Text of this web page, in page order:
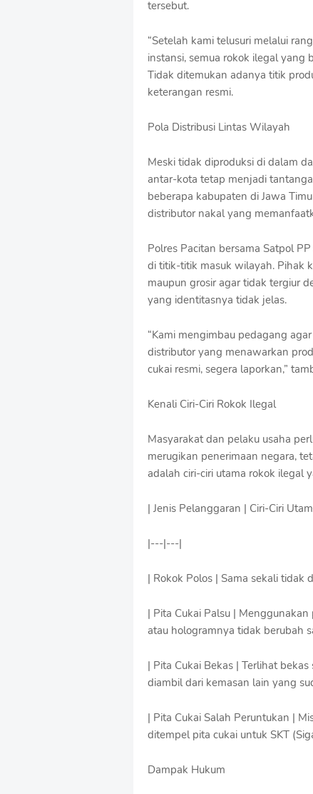
tersebut.
“Setelah kami telusuri melalui
instansi, semua rokok ilegal yang
Tidak ditemukan adanya titik
keterangan resmi.
Pola Distribusi Lintas Wilayah
Meski tidak diproduksi di dalam
antar-kota tetap menjadi
beberapa kabupaten di Jawa
distributor nakal yang
Polres Pacitan bersama Satpol
di titik-titik masuk wilayah. Pihak
maupun grosir agar tidak tergiur
yang identitasnya tidak jelas.
“Kami mengimbau pedagang
distributor yang menawarkan
cukai resmi, segera laporkan,”
Kenali Ciri-Ciri Rokok Ilegal
Masyarakat dan pelaku usaha
merugikan penerimaan negara,
adalah ciri-ciri utama rokok ilegal
| Jenis Pelanggaran | Ciri-Ciri
|---|---|
| Rokok Polos | Sama sekali tidak
| Pita Cukai Palsu |
atau hologramnya tidak berubah
| Pita Cukai Bekas | Terlihat
diambil dari kemasan lain yang
| Pita Cukai Salah Peruntukan |
ditempel pita cukai untuk SKT
Dampak Hukum
o
f
T
e
m
p
a
t
s